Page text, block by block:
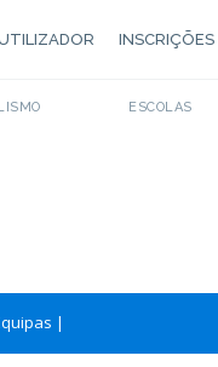
INSCRIÇÕES
ESCOLAS
|